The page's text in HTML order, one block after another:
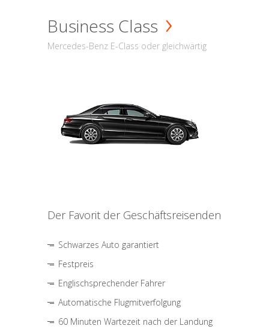
Business Class
Mercedes-Benz E-Class oder gleichwärtig
Der Favorit der Geschäftsreisenden
Schwarzes Auto garantiert
Festpreis
Englischsprechender Fahrer
Automatische Flugmitverfolgung
60 Minuten Wartezeit nach der Landung